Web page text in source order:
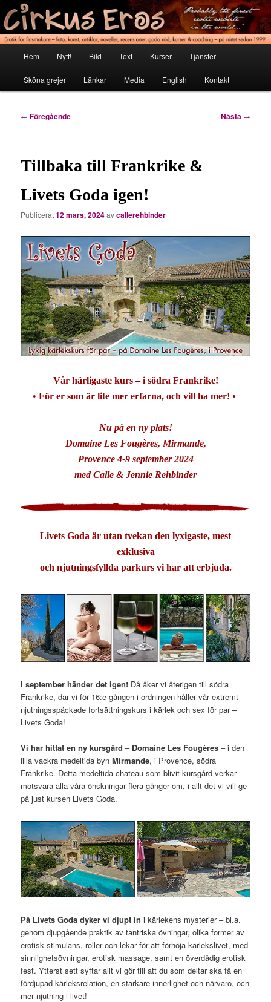
Hoppa
till
primärt
innehållCirkus Eros
Erotik för finsmakare
Hem Nytt! Bild Text Kurser Tjänster
Sköna grejer Länkar Media English Kontakt
Inläggsnavigering
← Föregående Nästa →
Tillbaka till Frankrike &
Livets Goda igen!
Publicerat12 mars, 2024avcallerehbinder
Vår härligaste kurs – i södra Frankrike!
• För er som är lite mer erfarna, och vill ha mer! •
Nu på en ny plats!
Domaine Les Fougères, Mirmande,
Provence 4-9 september 2024
med Calle & Jennie Rehbinder
Livets Goda är utan tvekan den lyxigaste, mest
exklusiva
och njutningsfyllda parkurs vi har att erbjuda.
I september händer det igen! Då åker vi återigen till södra
Frankrike, där vi för 16:e gången i ordningen håller vår extremt
njutningsspäckade fortsättningskurs i kärlek och sex för par –
Livets Goda!
Vi har hittat en ny kursgård – Domaine Les Fougères – i den
lilla vackra medeltida bynMirmande, i Provence, södra
Frankrike. Detta medeltida chateau som blivit kursgård verkar
motsvara alla våra önskningar flera gånger om, i allt det vi vill ge
på just kursen Livets Goda.
På Livets Goda dyker vi djupt in i kärlekens mysterier – bl.a.
genom djupgående praktik av tantriska övningar, olika former av
erotisk stimulans, roller och lekar för att förhöja kärlekslivet, med
sinnlighetsövningar, erotisk massage, samt en överdådig erotisk
fest. Ytterst sett syftar allt vi gör till att du som deltar ska få en
fördjupad kärleksrelation, en starkare innerlighet och närvaro, och
mer njutning i livet!